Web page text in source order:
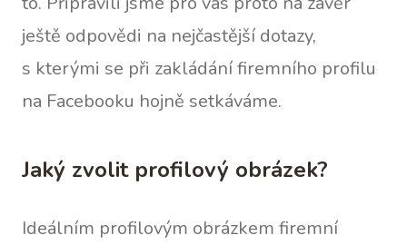
ještě odpovědi na nejčastější dotazy,
s kterými se při zakládání firemního profilu
na Facebooku hojně setkáváme.
Jaký zvolit profilový obrázek?
Ideálním profilovým obrázkem firemní